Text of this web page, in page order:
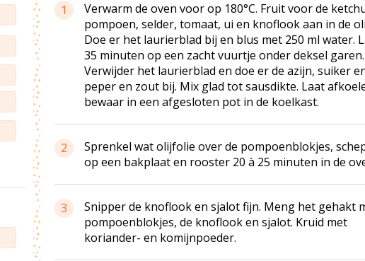
1
Verwarm de oven voor op 180°C. Fruit voor de
pompoen, selder, tomaat, ui en knoflook aan in de
Doe er het laurierblad bij en blus met 250 ml water.
35 minuten op een zacht vuurtje onder deksel garen.
Verwijder het laurierblad en doe er de azijn, suiker
peper en zout bij. Mix glad tot sausdikte. Laat
bewaar in een afgesloten pot in de koelkast.
2
Sprenkel wat olijfolie over de pompoenblokjes,
op een bakplaat en rooster 20 à 25 minuten in de
3
Snipper de knoflook en sjalot fijn. Meng het gehakt
pompoenblokjes, de knoflook en sjalot. Kruid met
koriander- en komijnpoeder.